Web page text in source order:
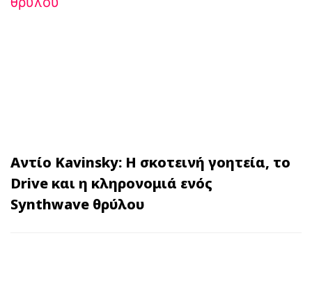
Αντίο Kavinsky: Η σκοτεινή γοητεία, το
Drive και η κληρονομιά ενός
Synthwave θρύλου